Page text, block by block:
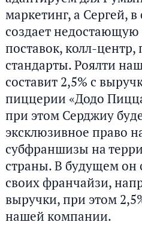
маркетинг, а Сергей,
создает недостающую
поставок, колл-центр,
стандарты. Роялти
составит 2,5% с
пиццерии «Додо
при этом Серджиу
эксклюзивное право
субфраншизы на
страны. В будущем он
своих франчайзи,
выручки, при этом
нашей компании.